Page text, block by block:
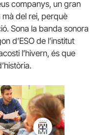
companys, un gran
del rei, perquè
Sona la banda sonora
d’ESO de l’institut
l’hivern, és que